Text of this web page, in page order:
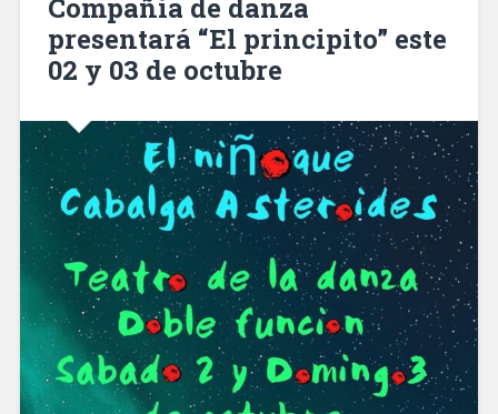
Compañía de danza
presentará “El principito” este
02 y 03 de octubre